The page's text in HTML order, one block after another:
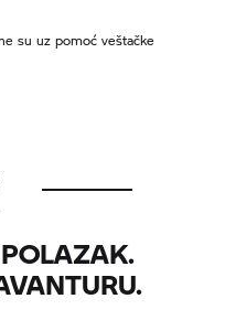
su uz pomoć veštačke